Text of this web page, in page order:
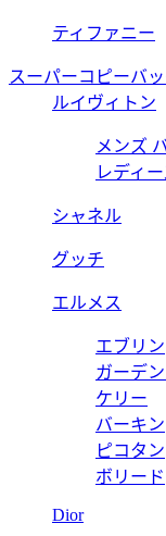
ティファニー
スーパーコピーバ
ルイヴィトン
メンズ
レディ
シャネル
グッチ
エルメス
エブリン
ガーデ
ケリー
バーキン
ピコタン
ボリード
Dior